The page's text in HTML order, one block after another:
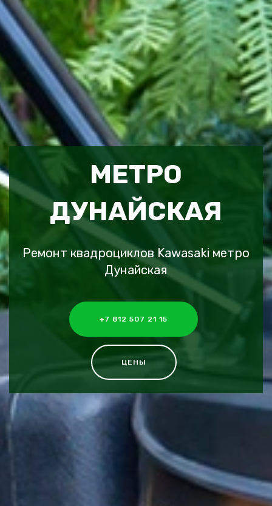
МЕТРО
ДУНАЙСКАЯ
Ремонт квадроциклов Kawasaki метро
Дунайская
+7 812 507 21 15
ЦЕНЫ